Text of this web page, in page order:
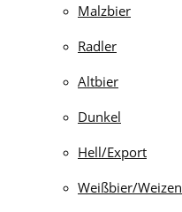
Malzbier
Radler
Altbier
Dunkel
Hell/Export
Weißbier/Weizen